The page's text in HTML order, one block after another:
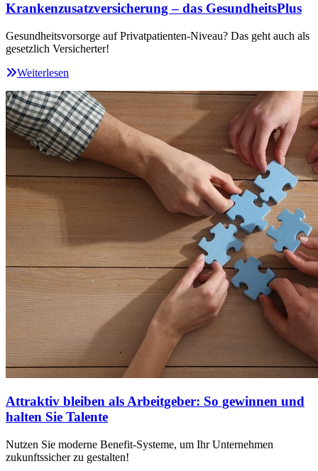
Krankenzusatzversicherung – das GesundheitsPlus
Gesundheitsvorsorge auf Privatpatienten-Niveau? Das geht auch als
gesetzlich Versicherter!
Weiterlesen
Attraktiv bleiben als Arbeitgeber: So gewinnen und
halten Sie Talente
Nutzen Sie moderne Benefit-Systeme, um Ihr Unternehmen
zukunftssicher zu gestalten!